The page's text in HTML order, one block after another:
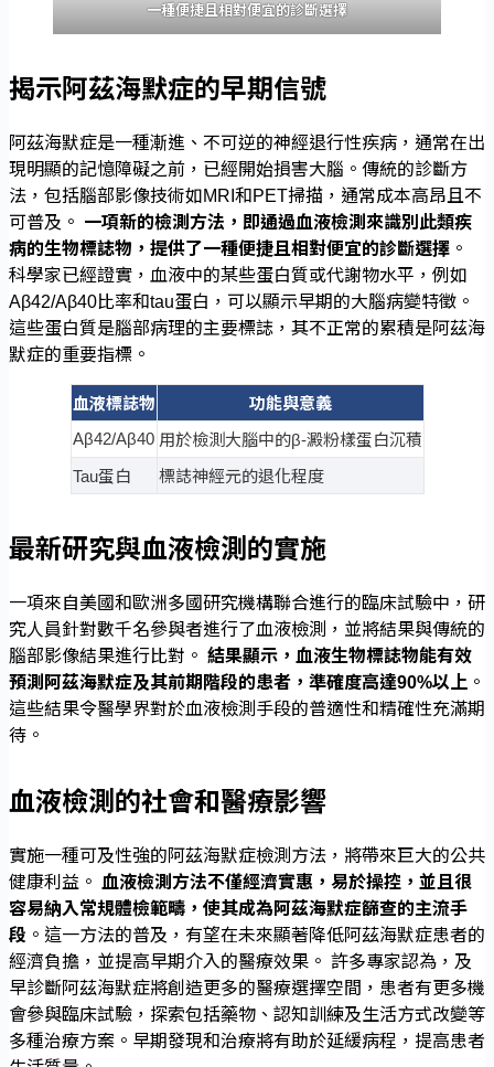
一種便捷且相對便宜的診斷選擇
揭示阿茲海默症的早期信號
阿茲海默症是一種漸進、不可逆的神經退行性疾病，通常在出
現明顯的記憶障礙之前，已經開始損害大腦。傳統的診斷方
法，包括腦部影像技術如MRI和PET掃描，通常成本高昂且不
可普及。 一項新的檢測方法，即通過血液檢測來識別此類疾
病的生物標誌物，提供了一種便捷且相對便宜的診斷選擇 。
科學家已經證實，血液中的某些蛋白質或代謝物水平，例如
Aβ42/Aβ40比率和tau蛋白，可以顯示早期的大腦病變特徵。
這些蛋白質是腦部病理的主要標誌，其不正常的累積是阿茲海
默症的重要指標。
血液標誌物
功能與意義
Aβ42/Aβ40 用於檢測大腦中的β-澱粉樣蛋白沉積
Tau蛋白
標誌神經元的退化程度
最新研究與血液檢測的實施
一項來自美國和歐洲多國研究機構聯合進行的臨床試驗中，研
究人員針對數千名參與者進行了血液檢測，並將結果與傳統的
腦部影像結果進行比對。 結果顯示，血液生物標誌物能有效
預測阿茲海默症及其前期階段的患者，準確度高達90%以上 。
這些結果令醫學界對於血液檢測手段的普適性和精確性充滿期
待。
血液檢測的社會和醫療影響
實施一種可及性強的阿茲海默症檢測方法，將帶來巨大的公共
健康利益。
血液檢測方法不僅經濟實惠，易於操控，並且很
容易納入常規體檢範疇，使其成為阿茲海默症篩查的主流手
段 。這一方法的普及，有望在未來顯著降低阿茲海默症患者的
經濟負擔，並提高早期介入的醫療效果。 許多專家認為，及
早診斷阿茲海默症將創造更多的醫療選擇空間，患者有更多機
會參與臨床試驗，探索包括藥物、認知訓練及生活方式改變等
多種治療方案。早期發現和治療將有助於延緩病程，提高患者